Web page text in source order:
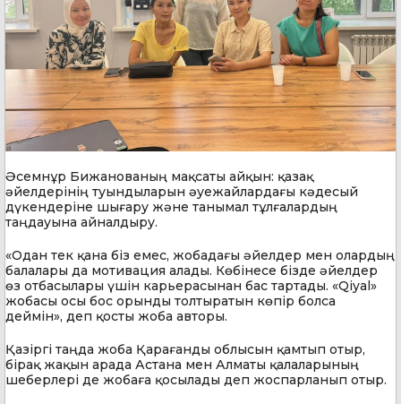
Әсемнұр Бижанованың мақсаты айқын: қазақ
әйелдерінің туындыларын әуежайлардағы кәдесый
дүкендеріне шығару және танымал тұлғалардың
таңдауына айналдыру.
«Одан тек қана біз емес, жобадағы әйелдер мен олардың
балалары да мотивация алады. Көбінесе бізде әйелдер
өз отбасылары үшін карьерасынан бас тартады. «Qiyal»
жобасы осы бос орынды толтыратын көпір болса
деймін», деп қосты жоба авторы.
Қазіргі таңда жоба Қарағанды облысын қамтып отыр,
бірақ жақын арада Астана мен Алматы қалаларының
шеберлері де жобаға қосылады деп жоспарланып отыр.